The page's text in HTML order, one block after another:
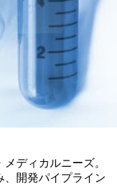
ディカルニーズ。
、開発パイプライン